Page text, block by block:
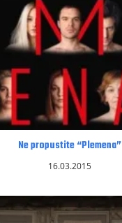
Ne propustite “Plemena”
16.03.2015